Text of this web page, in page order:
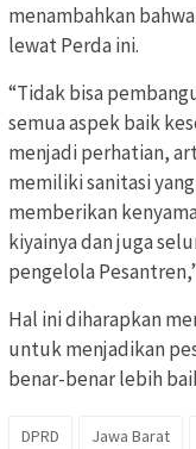
menambahkan
lewat Perda ini.
“Tidak bisa
semua aspek baik
menjadi perhatian,
memiliki sanitasi
memberikan
kiyainya dan juga
pengelola
Hal ini diharapkan
untuk menjadikan
benar-benar lebih
DPRD Jawa Barat